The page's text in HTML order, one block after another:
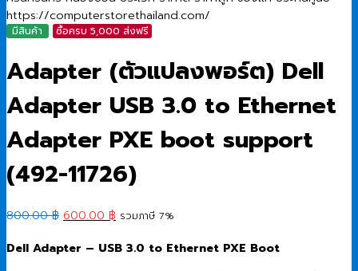
มีสินค้า ซื้อครบ 5,000 ส่งฟรี
Adapter (ตัวแปลงพอร์ต) Dell
Adapter USB 3.0 to Ethernet
Adapter PXE boot support
(492-11726)
800.00฿ Original
was:
600.00 ฿ Current
is:
รวมภาษี 7%
Dell Adapter – USB 3.0 to Ethernet PXE Boot